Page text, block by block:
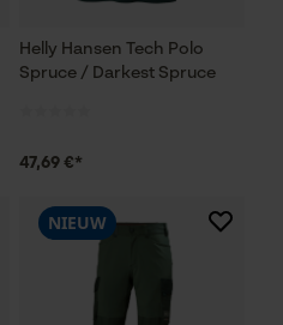
Helly Hansen Tech Polo
Spruce / Darkest Spruce
47,69 €*
NIEUW
opslaan
Manager